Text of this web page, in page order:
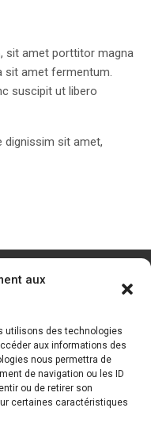
aux
utilisons des technologies
aux informations des
nous permettra de
de navigation ou les ID
ou de retirer son
certaines caractéristiques
sit amet porttitor magna
sit amet fermentum.
suscipit ut libero
dignissim sit amet,